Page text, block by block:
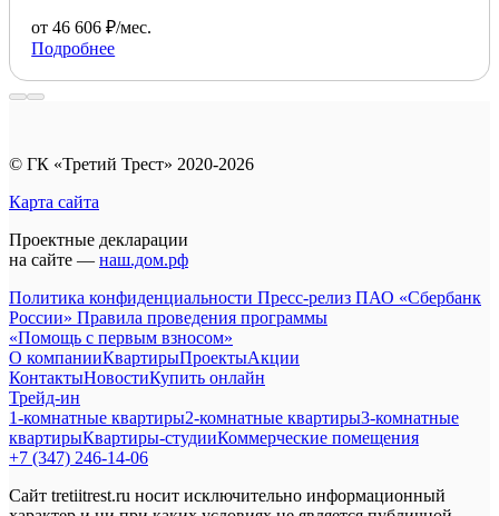
от 46 606 ₽/мес.
Подробнее
© ГК «Третий Трест» 2020-2026
Карта сайта
Проектные декларации
на сайте — наш.дом.рф
Политика конфиденциальности Пресс-релиз ПАО «Сбербанк
России» Правила проведения программы
«Помощь с первым взносом»
О компанииКвартирыПроектыАкции
КонтактыНовостиКупить онлайн
Трейд-ин
1-комнатные квартиры2-комнатные квартиры3-комнатные
квартирыКвартиры-студииКоммерческие помещения
+7 (347) 246-14-06
Сайт tretiitrest.ru носит исключительно информационный